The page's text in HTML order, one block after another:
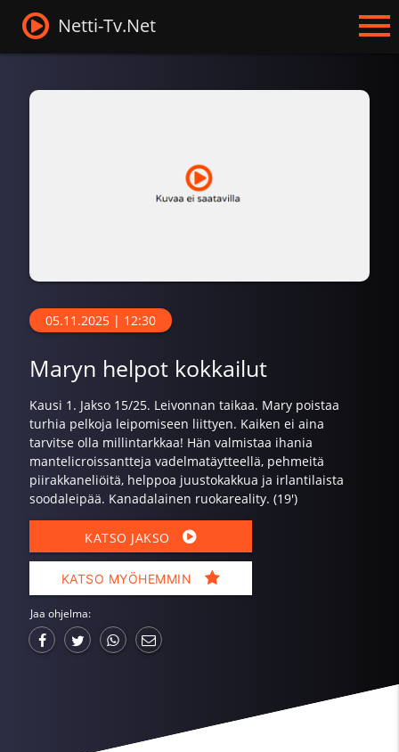
Netti-Tv.Net
05.11.2025 | 12:30
Maryn helpot kokkailut
Kausi 1. Jakso 15/25. Leivonnan taikaa. Mary poistaa
turhia pelkoja leipomiseen liittyen. Kaiken ei aina
tarvitse olla millintarkkaa! Hän valmistaa ihania
mantelicroissantteja vadelmatäytteellä, pehmeitä
piirakkaneliöitä, helppoa juustokakkua ja irlantilaista
soodaleipää. Kanadalainen ruokareality. (19')
KATSO JAKSO
KATSO MYÖHEMMIN
Jaa ohjelma: